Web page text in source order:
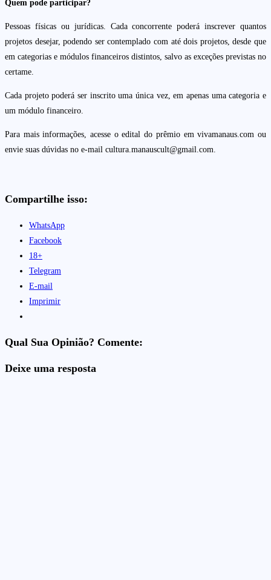
Quem pode participar?
Pessoas físicas ou jurídicas. Cada concorrente poderá inscrever quantos
projetos desejar, podendo ser contemplado com até dois projetos, desde que
em categorias e módulos financeiros distintos, salvo as exceções previstas no
certame.
Cada projeto poderá ser inscrito uma única vez, em apenas uma categoria e
um módulo financeiro.
Para mais informações, acesse o edital do prêmio em vivamanaus.com ou
envie suas dúvidas no e-mail cultura.manauscult@gmail.com.
Compartilhe isso:
WhatsApp
Facebook
18+
Telegram
E-mail
Imprimir
Qual Sua Opinião? Comente:
Deixe uma resposta